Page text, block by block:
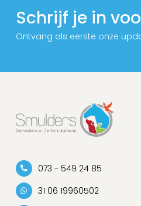
Schrijf je in
Ontvang als eerste onze
073 - 549 24 85
31 06 19960502